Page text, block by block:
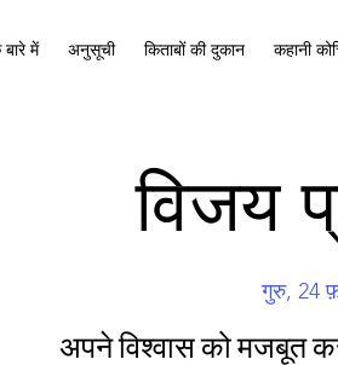
में अनुसूची किताबों की दुकान कहानी
विजय
गुरु, 24
अपने विश्वास को मजबूत